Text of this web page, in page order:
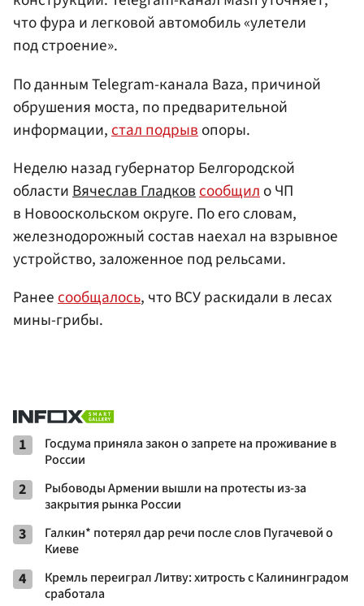
что фура и легковой автомобиль «улетели
под строение».
По данным Telegram-канала Baza, причиной
обрушения моста, по предварительной
информации, стал подрыв опоры.
Неделю назад губернатор Белгородской
областиВячеслав Гладковсообщило ЧП
в Новооскольском округе. По его словам,
железнодорожный состав наехал на взрывное
устройство, заложенное под рельсами.
Ранеесообщалось, что ВСУ раскидали в лесах
мины-грибы.
1
Госдума приняла закон о запрете на проживание в
России
2
Рыбоводы Армении вышли на протесты из-за
закрытия рынка России
3
Галкин* потерял дар речи после слов Пугачевой о
Киеве
4
Кремль переиграл Литву: хитрость с Калининградом
сработала